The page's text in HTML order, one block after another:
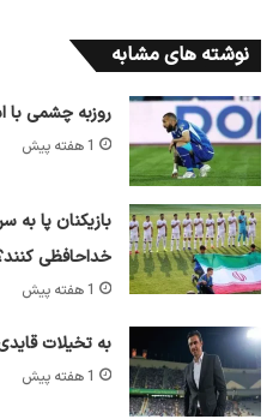
نوشته های مشابه
روزبه چشمی با
1 هفته پیش
بازیکنان پا
خداحافظی
1 هفته پیش
به تخیلات
1 هفته پیش